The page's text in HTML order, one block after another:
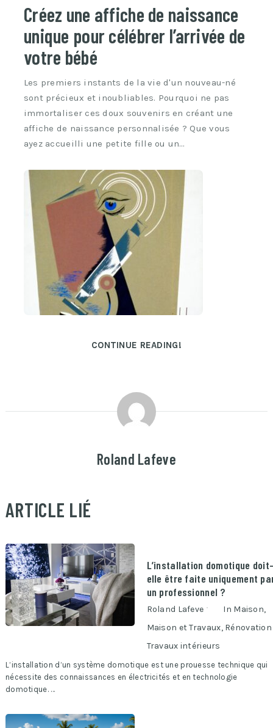
Créez une affiche de naissance
unique pour célébrer l’arrivée de
votre bébé
Les premiers instants de la vie d'un nouveau-né
sont précieux et inoubliables. Pourquoi ne pas
immortaliser ces doux souvenirs en créant une
affiche de naissance personnalisée ? Que vous
ayez accueilli une petite fille ou un…
CONTINUE READING!
Roland Lafeve
ARTICLE LIÉ
L’installation domotique
elle être faite uniquement
un professionnel ?
Roland Lafeve In Maison,
Maison et Travaux,
Travaux intérieurs
L’installation d’un système domotique est une prouesse technique qui
nécessite des connaissances en électricités et en technologie
domotique. …